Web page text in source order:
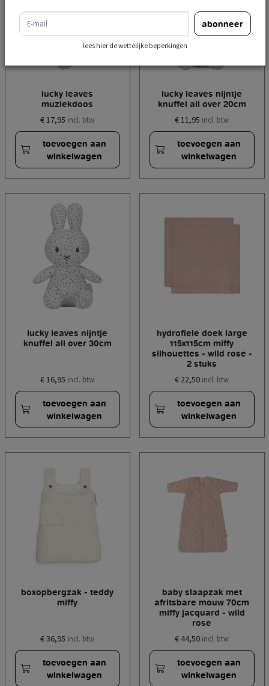
lucky leaves
muziekdoos
€ 17,95 incl. btw
toevoegen aan
winkelwagen
lucky leaves nijntje
knuffel all over 20cm
€ 11,95 incl. btw
toevoegen aan
winkelwagen
lucky leaves nijntje
knuffel all over 30cm
€ 16,95 incl. btw
toevoegen aan
winkelwagen
hydrofiele doek large
115x115cm miffy
silhouettes - wild rose -
2 stuks
€ 22,50 incl. btw
toevoegen aan
winkelwagen
boxopbergzak - teddy
miffy
€ 36,95 incl. btw
toevoegen aan
winkelwagen
baby slaapzak met
afritsbare mouw 70cm
miffy jacquard - wild
rose
€ 44,50 incl. btw
toevoegen aan
winkelwagen
e-mail
abonneer
lees hier de wettelijke beperkingen